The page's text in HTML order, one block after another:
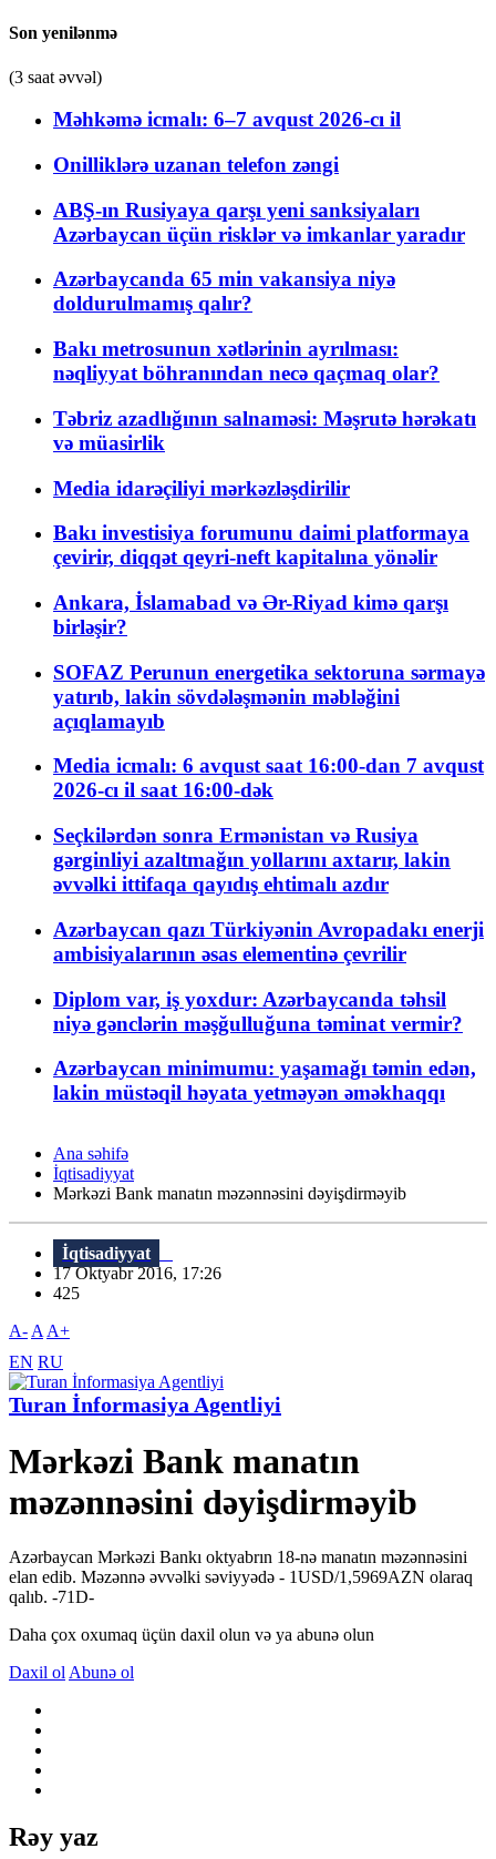
Son yenilənmə
(3 saat əvvəl)
Məhkəmə icmalı: 6–7 avqust 2026-cı il
Onilliklərə uzanan telefon zəngi
ABŞ-ın Rusiyaya qarşı yeni sanksiyaları
Azərbaycan üçün risklər və imkanlar yaradır
Azərbaycanda 65 min vakansiya niyə
doldurulmamış qalır?
Bakı metrosunun xətlərinin ayrılması:
nəqliyyat böhranından necə qaçmaq olar?
Təbriz azadlığının salnaməsi: Məşrutə hərəkatı
və müasirlik
Media idarəçiliyi mərkəzləşdirilir
Bakı investisiya forumunu daimi platformaya
çevirir, diqqət qeyri-neft kapitalına yönəlir
Ankara, İslamabad və Ər-Riyad kimə qarşı
birləşir?
SOFAZ Perunun energetika sektoruna sərmayə
yatırıb, lakin sövdələşmənin məbləğini
açıqlamayıb
Media icmalı: 6 avqust saat 16:00-dan 7 avqust
2026-cı il saat 16:00-dək
Seçkilərdən sonra Ermənistan və Rusiya
gərginliyi azaltmağın yollarını axtarır, lakin
əvvəlki ittifaqa qayıdış ehtimalı azdır
Azərbaycan qazı Türkiyənin Avropadakı enerji
ambisiyalarının əsas elementinə çevrilir
Diplom var, iş yoxdur: Azərbaycanda təhsil
niyə gənclərin məşğulluğuna təminat vermir?
Azərbaycan minimumu: yaşamağı təmin edən,
lakin müstəqil həyata yetməyən əməkhaqqı
Ana səhifə
İqtisadiyyat
Mərkəzi Bank manatın məzənnəsini dəyişdirməyib
İqtisadiyyat
17 Oktyabr 2016, 17:26
425
A- A A+
EN RU
Turan İnformasiya Agentliyi
Mərkəzi Bank manatın
məzənnəsini dəyişdirməyib
Azərbaycan Mərkəzi Bankı oktyabrın 18-nə manatın məzənnəsini
elan edib. Məzənnə əvvəlki səviyyədə - 1USD/1,5969AZN olaraq
qalıb. -71D-
Daha çox oxumaq üçün daxil olun və ya abunə olun
Daxil ol Abunə ol
Rəy yaz